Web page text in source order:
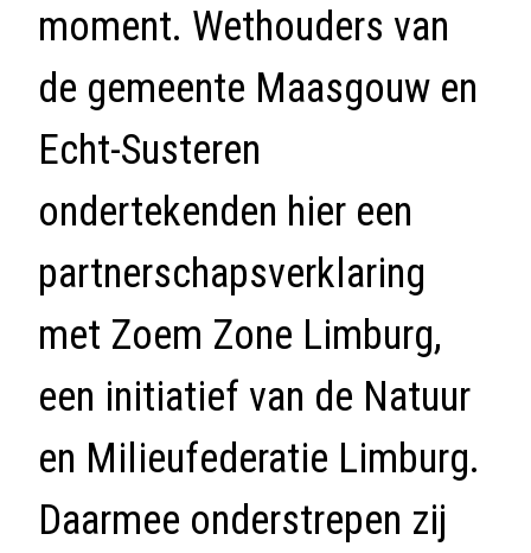
moment. Wethouders van
de gemeente Maasgouw en
Echt-Susteren
ondertekenden hier een
partnerschapsverklaring
met Zoem Zone Limburg,
een initiatief van de Natuur
en Milieufederatie Limburg.
Daarmee onderstrepen zij